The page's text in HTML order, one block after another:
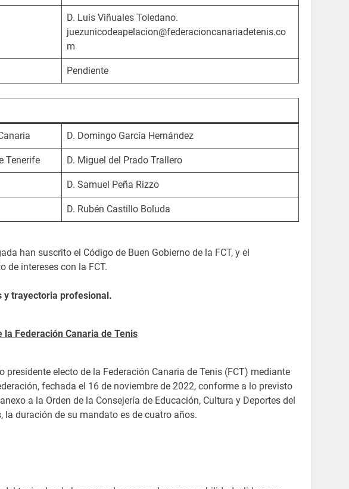
D. Luis Viñuales Toledano.
juezunicodeapelacion@federacioncanariadetenis.co
m
Pendiente
D. Domingo García Hernández
Tenerife D. Miguel del Prado Trallero
D. Samuel Peña Rizzo
D. Rubén Castillo Boluda
han suscrito el Código de Buen Gobierno de la FCT, y el
de intereses con la FCT.
y trayectoria profesional.
Federación Canaria de Tenis
electo de la Federación Canaria de Tenis (FCT) mediante
fechada el 16 de noviembre de 2022, conforme a lo previsto
a la Orden de la Consejería de Educación, Cultura y Deportes del
la duración de su mandato es de cuatro años.